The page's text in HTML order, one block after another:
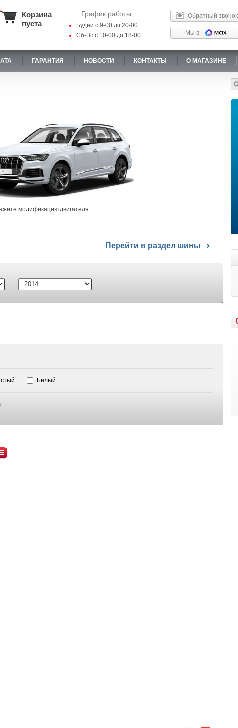
Корзина
пуста
График работы
Будни с 9-00 до 20-00
Сб-Вс с 10-00 до 18-00
Обратный звонок
Мы в
ГАРАНТИЯ НОВОСТИ КОНТАКТЫ О МАГАЗИНЕ
модификацию двигателя.
Перейти в раздел шины
Белый